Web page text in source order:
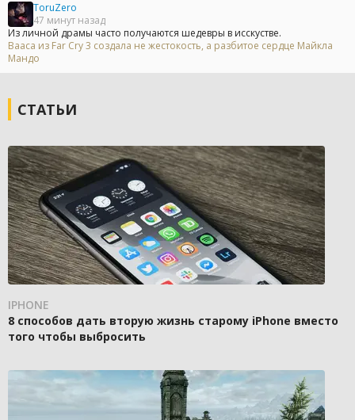
ToruZero
47 минут назад
Из личной драмы часто получаются шедевры в исскустве.
Вааса из Far Cry 3 создала не жестокость, а разбитое сердце Майкла
Мандо
СТАТЬИ
IPHONE
8 способов дать вторую жизнь старому iPhone вместо
того чтобы выбросить